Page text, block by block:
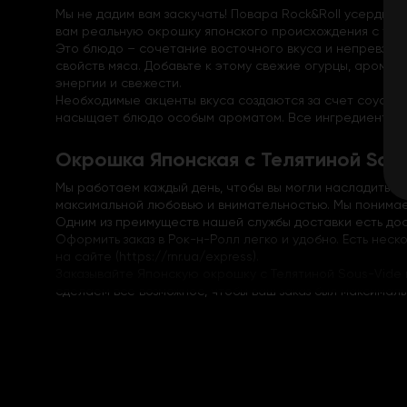
Мы не дадим вам заскучать! Повара Rock&Roll
вам реальную окрошку японского происхождения с
Это блюдо – сочетание восточного вкуса и
свойств мяса. Добавьте к этому свежие огурцы,
энергии и свежести.
Необходимые акценты вкуса создаются за счет соуса
насыщает блюдо особым ароматом. Все ингредиенты
Окрошка Японская с Телятиной
Мы работаем каждый день, чтобы вы могли
максимальной любовью и внимательностью. Мы
Одним из преимуществ нашей службы доставки есть
Оформить заказ в Рок-н-Ролл легко и удобно. Есть
сделаем все возможное, чтобы ваш заказ был